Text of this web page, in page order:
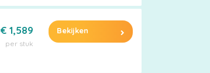
€ 1,589
per stuk
Bekijken